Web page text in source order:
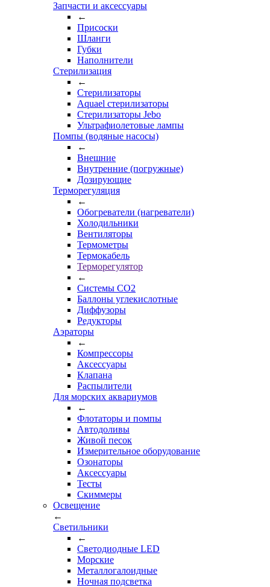
Запчасти и аксессуары
←
Присоски
Шланги
Губки
Наполнители
Стерилизация
←
Стерилизаторы
Aquael стерилизаторы
Стерилизаторы Jebo
Ультрафиолетовые лампы
Помпы (водяные насосы)
←
Внешние
Внутренние (погружные)
Дозирующие
Терморегуляция
←
Обогреватели (нагреватели)
Холодильники
Вентиляторы
Термометры
Термокабель
Терморегулятор
←
Системы CO2
Баллоны углекислотные
Диффузоры
Редукторы
Аэраторы
←
Компрессоры
Аксессуары
Клапана
Распылители
Для морских аквариумов
←
Флотаторы и помпы
Автодоливы
Живой песок
Измерительное оборудование
Озонаторы
Аксессуары
Тесты
Cкиммеры
Освещение
←
Светильники
←
Cветодиодные LED
Морские
Металлогалоидные
Ночная подсветка